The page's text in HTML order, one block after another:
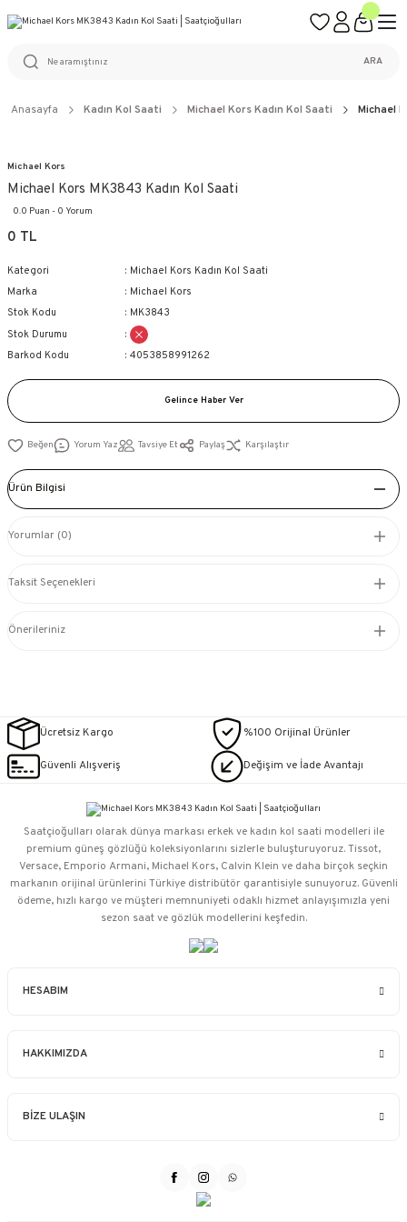
%100 ORİJİNAL ÜRÜN GARANTİSİ
ARA
Anasayfa Kadın Kol Saati Michael Kors Kadın Kol Saati Michael
Michael Kors
Michael Kors MK3843 Kadın Kol Saati
0.0 Puan - 0 Yorum
0 TL
Kategori
Michael Kors Kadın Kol Saati
Marka
Michael Kors
Stok Kodu
MK3843
Stok Durumu
Barkod Kodu
4053858991262
Gelince Haber Ver
Yorum Yaz Tavsiye Et Paylaş Karşılaştır
Ürün Bilgisi
Yorumlar (0)
Taksit Seçenekleri
Önerileriniz
Ücretsiz Kargo %100 Orijinal Ürünler
Güvenli Alışveriş Değişim ve İade Avantajı
HESABIM
HAKKIMIZDA
BİZE ULAŞIN
Saatçioğulları⁠ olarak dünya markası erkek ve kadın kol saati modelleri ile
premium güneş gözlüğü koleksiyonlarını sizlerle buluşturuyoruz. Tissot,
Versace, Emporio Armani, Michael Kors, Calvin Klein ve daha birçok seçkin
markanın orijinal ürünlerini Türkiye distribütör garantisiyle sunuyoruz. Güvenli
ödeme, hızlı kargo ve müşteri memnuniyeti odaklı hizmet anlayışımızla yeni
sezon saat ve gözlük modellerini keşfedin.